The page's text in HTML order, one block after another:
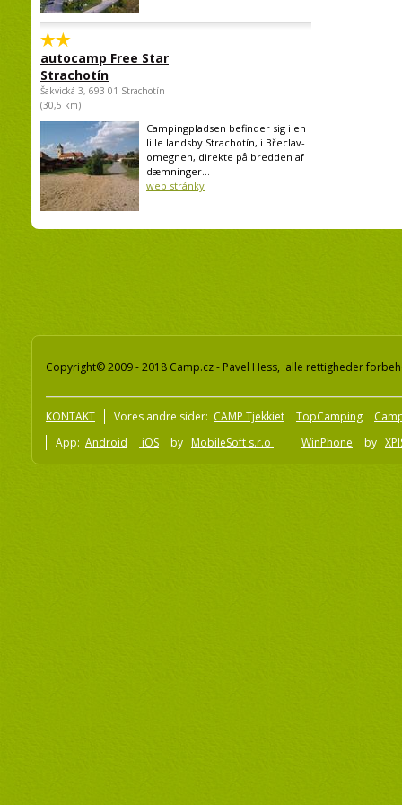
autocamp Free Star
Strachotín
Šakvická 3, 693 01 Strachotín
(30,5 km)
Campingpladsen befinder sig i en
lille landsby Strachotín, i Břeclav-
omegnen, direkte på bredden af
dæmninger...
web stránky
Copyright© 2009 - 2018 Camp.cz - Pavel Hess, alle rettigheder
KONTAKT Vores andre sider: CAMP Tjekkiet TopCamping
App: Android iOS by MobileSoft s.r.o WinPhone by